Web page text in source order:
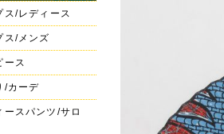
ス/レディース
ス/メンズ
ース
/カーデ
ースパンツ/サロ